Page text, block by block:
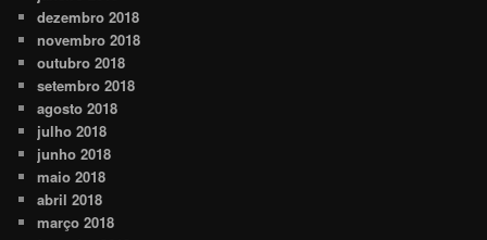
dezembro 2018
novembro 2018
outubro 2018
setembro 2018
agosto 2018
julho 2018
junho 2018
maio 2018
abril 2018
março 2018